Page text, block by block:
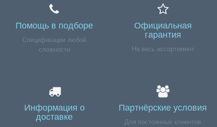
Помощь в подборе
Спецификации любой
сложности
Официальная
гарантия
На весь ассортимент
Информация о
доставке
Партнёрские условия
Для постоянных клиентов